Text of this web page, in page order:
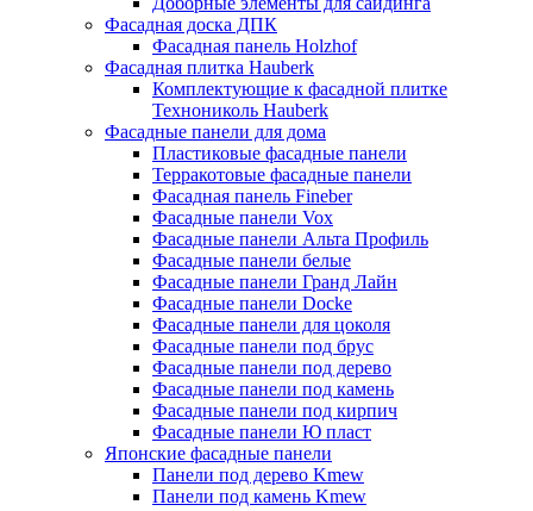
Фасадная доска ДПК
Фасадная панель Holzhof
Фасадная плитка Hauberk
Комплектующие к фасадной плитке
Технониколь Hauberk
Фасадные панели для дома
Пластиковые фасадные панели
Терракотовые фасадные панели
Фасадная панель Fineber
Фасадные панели Vox
Фасадные панели Альта Профиль
Фасадные панели белые
Фасадные панели Гранд Лайн
Фасадные панели Docke
Фасадные панели для цоколя
Фасадные панели под брус
Фасадные панели под дерево
Фасадные панели под камень
Фасадные панели под кирпич
Фасадные панели Ю пласт
Японские фасадные панели
Панели под дерево Kmew
Панели под камень Kmew